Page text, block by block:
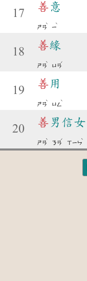
17
善意
ㄕㄢ
ˋ
ㄧ
ˋ
18
善緣
ㄕㄢ
ˋ
ㄩㄢ
ˊ
19
善 用
ㄕㄢ
ˋ
ㄩㄥ
ˋ
20
善 男信女
ㄕㄢ
ˋ
ㄋㄢ
ˊ
ㄒㄧㄣ
ˋ